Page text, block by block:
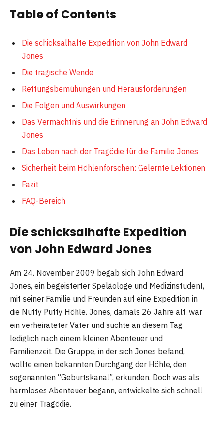
Table of Contents
Die schicksalhafte Expedition von John Edward
Jones
Die tragische Wende
Rettungsbemühungen und Herausforderungen
Die Folgen und Auswirkungen
Das Vermächtnis und die Erinnerung an John Edward
Jones
Das Leben nach der Tragödie für die Familie Jones
Sicherheit beim Höhlenforschen: Gelernte Lektionen
Fazit
FAQ-Bereich
Die schicksalhafte Expedition
von John Edward Jones
Am 24. November 2009 begab sich John Edward
Jones, ein begeisterter Speläologe und Medizinstudent,
mit seiner Familie und Freunden auf eine Expedition in
die Nutty Putty Höhle. Jones, damals 26 Jahre alt, war
ein verheirateter Vater und suchte an diesem Tag
lediglich nach einem kleinen Abenteuer und
Familienzeit. Die Gruppe, in der sich Jones befand,
wollte einen bekannten Durchgang der Höhle, den
sogenannten “Geburtskanal”, erkunden. Doch was als
harmloses Abenteuer begann, entwickelte sich schnell
zu einer Tragödie.